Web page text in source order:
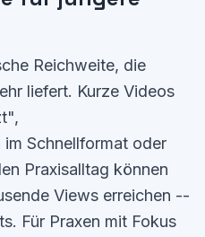
Reichweite, die
liefert. Kurze Videos
im Schnellformat oder
Praxisalltag können
Views erreichen --
Für Praxen mit Fokus